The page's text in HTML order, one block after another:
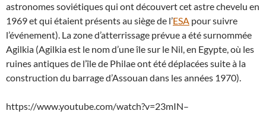
astronomes soviétiques qui ont découvert cet astre chevelu en
1969 et qui étaient présents au siège de l’ESA pour suivre
l’événement). La zone d’atterrissage prévue a été surnommée
Agilkia (Agilkia est le nom d’une île sur le Nil, en Egypte, où les
ruines antiques de l’île de Philae ont été déplacées suite à la
construction du barrage d’Assouan dans les années 1970).
https://www.youtube.com/watch?v=23mIN–